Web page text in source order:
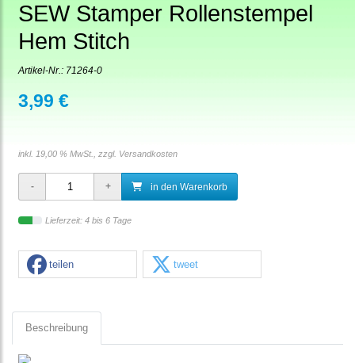
SEW Stamper Rollenstempel
Hem Stitch
Artikel-Nr.: 71264-0
3,99 €
inkl. 19,00 % MwSt., zzgl. Versandkosten
in den Warenkorb
Lieferzeit: 4 bis 6 Tage
teilen tweet
Beschreibung